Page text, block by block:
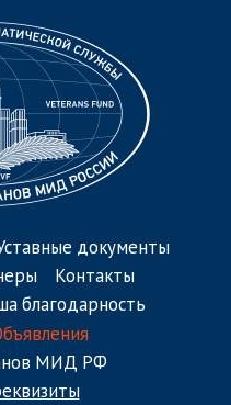
документы
Контакты
благодарность
МИД РФ